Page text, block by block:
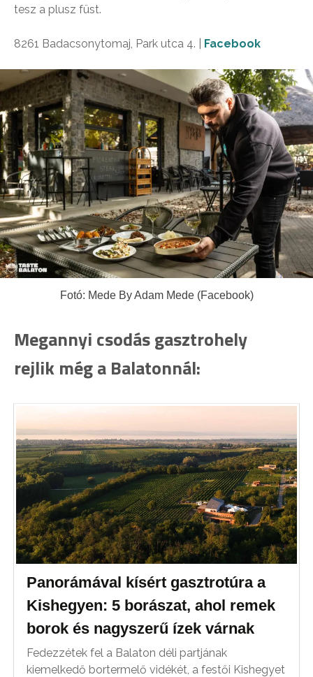
tesz a plusz füst.
8261 Badacsonytomaj, Park utca 4. | Facebook
Fotó: Mede By Adam Mede (Facebook)
Megannyi csodás gasztrohely
rejlik még a Balatonnál:
Panorámával kísért gasztrotúra a
Kishegyen: 5 borászat, ahol remek
borok és nagyszerű ízek várnak
Fedezzétek fel a Balaton déli partjának
kiemelkedő bortermelő vidékét, a festői Kishegyet